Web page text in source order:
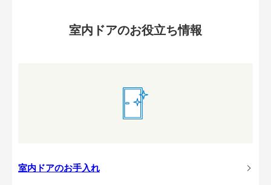
室内ドアのお役立ち情報
室内ドアのお手入れ